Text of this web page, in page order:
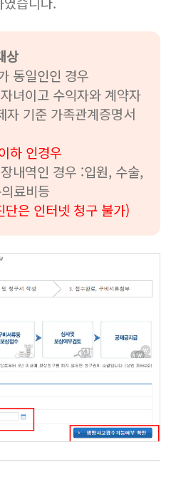
상
동일인인 경우
녀이고 수익자와 계약자
자 기준 가족관계증명서
하 인경우
내역인 경우 :입원, 수술,
료비등
은 인터넷 청구 불가)